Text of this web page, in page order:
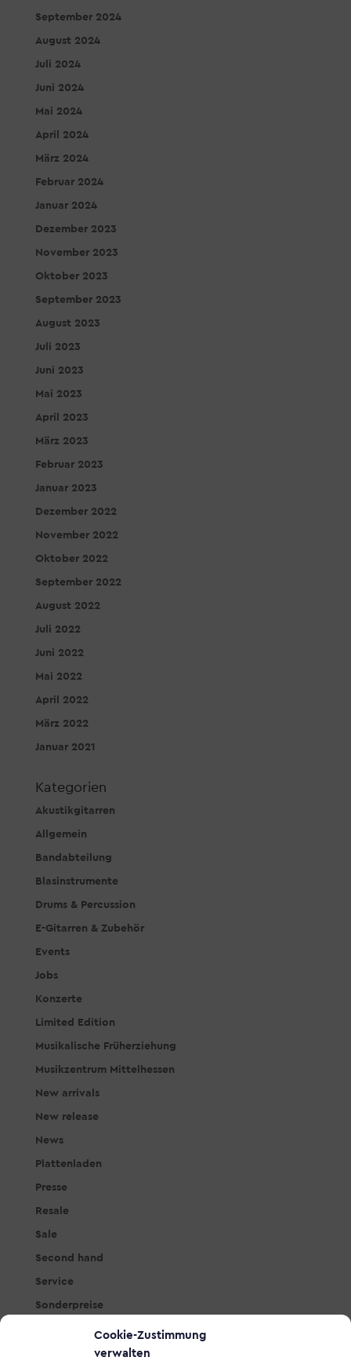
Cookie-Zustimmung
verwalten
September 2024
August 2024
Juli 2024
Juni 2024
Mai 2024
April 2024
März 2024
Februar 2024
Januar 2024
Dezember 2023
November 2023
Oktober 2023
September 2023
August 2023
Juli 2023
Juni 2023
Mai 2023
April 2023
März 2023
Februar 2023
Januar 2023
Dezember 2022
November 2022
Oktober 2022
September 2022
August 2022
Juli 2022
Juni 2022
Mai 2022
April 2022
März 2022
Januar 2021
Kategorien
Akustikgitarren
Allgemein
Bandabteilung
Blasinstrumente
Drums & Percussion
E-Gitarren & Zubehör
Events
Jobs
Konzerte
Limited Edition
Musikalische Früherziehung
Musikzentrum Mittelhessen
New arrivals
New release
News
Plattenladen
Presse
Resale
Sale
Second hand
Service
Sonderpreise
Tasteninstrumente